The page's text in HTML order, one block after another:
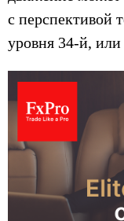
с перспективой
уровня 34-й,